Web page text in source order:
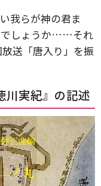
我らが神の君ま
でしょうか……それ
送「唐入り」を振
実紀』の記述